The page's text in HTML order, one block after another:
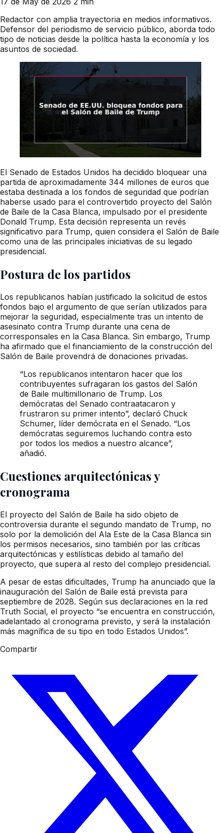
Redactor con amplia trayectoria en medios informativos.
Defensor del periodismo de servicio público, aborda todo
tipo de noticias desde la política hasta la economía y los
asuntos de sociedad.
El Senado de Estados Unidos ha decidido bloquear una
partida de aproximadamente 344 millones de euros que
estaba destinada a los fondos de seguridad que podrían
haberse usado para el controvertido proyecto del Salón
de Baile de la Casa Blanca, impulsado por el presidente
Donald Trump. Esta decisión representa un revés
significativo para Trump, quien considera el Salón de Baile
como una de las principales iniciativas de su legado
presidencial.
Postura de los partidos
Los republicanos habían justificado la solicitud de estos
fondos bajo el argumento de que serían utilizados para
mejorar la seguridad, especialmente tras un intento de
asesinato contra Trump durante una cena de
corresponsales en la Casa Blanca. Sin embargo, Trump
ha afirmado que el financiamiento de la construcción del
Salón de Baile provendrá de donaciones privadas.
“Los republicanos intentaron hacer que los
contribuyentes sufragaran los gastos del Salón
de Baile multimillonario de Trump. Los
demócratas del Senado contraatacaron y
frustraron su primer intento”, declaró Chuck
Schumer, líder demócrata en el Senado. “Los
demócratas seguiremos luchando contra esto
por todos los medios a nuestro alcance”,
añadió.
Cuestiones arquitectónicas y
cronograma
El proyecto del Salón de Baile ha sido objeto de
controversia durante el segundo mandato de Trump, no
solo por la demolición del Ala Este de la Casa Blanca sin
los permisos necesarios, sino también por las críticas
arquitectónicas y estilísticas debido al tamaño del
proyecto, que supera al resto del complejo presidencial.
A pesar de estas dificultades, Trump ha anunciado que la
inauguración del Salón de Baile está prevista para
septiembre de 2028. Según sus declaraciones en la red
Truth Social, el proyecto “se encuentra en construcción,
adelantado al cronograma previsto, y será la instalación
más magnífica de su tipo en todo Estados Unidos”.
Compartir